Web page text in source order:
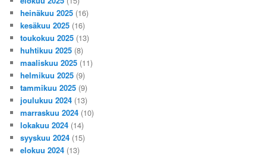
heinäkuu 2025 (16)
kesäkuu 2025 (16)
toukokuu 2025 (13)
huhtikuu 2025 (8)
maaliskuu 2025 (11)
helmikuu 2025 (9)
tammikuu 2025 (9)
joulukuu 2024 (13)
marraskuu 2024 (10)
lokakuu 2024 (14)
syyskuu 2024 (15)
elokuu 2024 (13)